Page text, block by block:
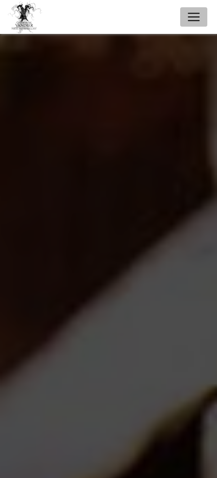
Panneau de gestion des cookies